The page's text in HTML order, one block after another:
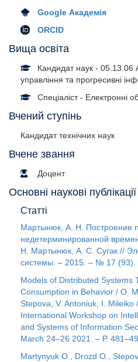
Google Академія
ORCID
Вища освіта
Кандидат наук - 05.13.06
управління та прогресивні
Спеціаліст - Електронні
Вчений ступінь
Кандидат технічних наук
Вчене звання
Доцент
Основні наукові публікації
Статті
Мартынюк, А. Н. Построение
недетерминированной
Н. Мартынюк, А. С. Сугак //
системы. – 2015. – № 17 (93).
Models of Distributed Systems
Consumption in Behavior / O.
Stepova, V. Antoniuk, I. Mileiko
International Workshop on
and Systems of Information
March 24–26 2021. – Р.
Martynyuk O., Drozd O.,